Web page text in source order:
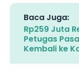
Baca Juga:
Rp259 Juta
Petugas
Kembali ke